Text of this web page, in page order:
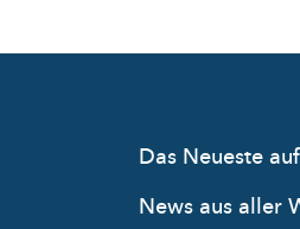
Das Neueste
News aus aller